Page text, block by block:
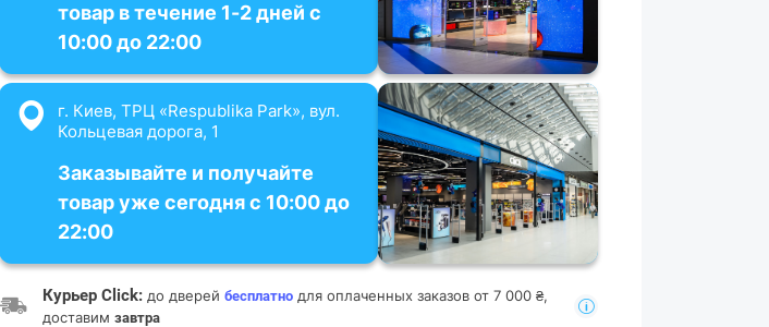
товар в течение 1-2 дней с
10:00 до 22:00
г. Киев, ТРЦ «Respublika Park», вул.
Кольцевая дорога, 1
Заказывайте и получайте
товар уже сегодня с 10:00 до
22:00
Курьер Click: до дверей бесплатно для оплаченных заказов от 7 000 ₴,
доставим завтра